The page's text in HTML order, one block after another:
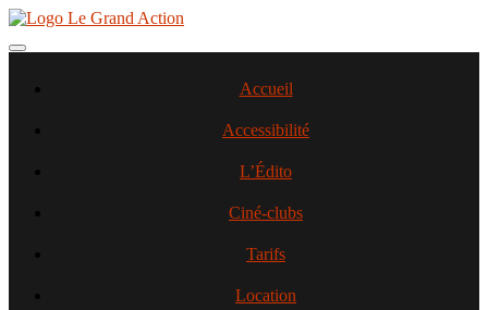
Aller
contenu
Toggle navigation
Accueil
Accessibilité
L’Édito
Ciné-clubs
Tarifs
Location